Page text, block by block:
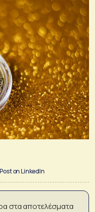
Post on LinkedIn
στα αποτελέσματα